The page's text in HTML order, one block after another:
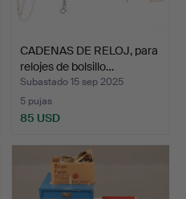
CADENAS DE RELOJ, para
relojes de bolsillo…
Subastado 15 sep 2025
5 pujas
85 USD